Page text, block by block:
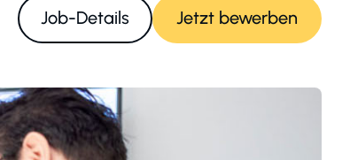
Job-Details Jetzt bewerben